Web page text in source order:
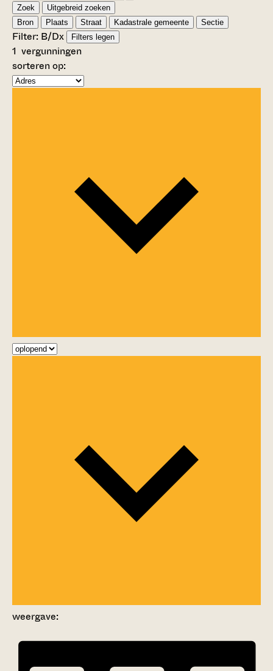
Zoek
Uitgebreid zoeken
Bron
Plaats Straat Kadastrale gemeente Sectie
Filter: B/Dx Filters legen
1 vergunningen
sorteren op:
weergave: